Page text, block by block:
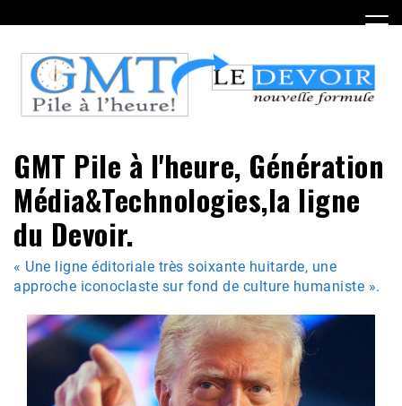
to
content
GMT Pile à l'heure, Génération
Média&Technologies,la ligne
du Devoir.
« Une ligne éditoriale très soixante huitarde, une
approche iconoclaste sur fond de culture humaniste ».